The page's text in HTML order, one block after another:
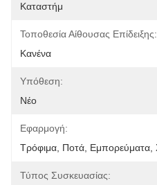
Καταστήμ
Τοποθεσία Αίθουσας Επίδειξης:
Κανένα
Υπόθεση:
Νέο
Εφαρμογή:
Τρόφιμα, Ποτά, Εμπορεύματα,
Τύπος Συσκευασίας: